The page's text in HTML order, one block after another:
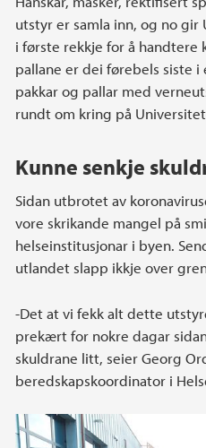
utstyr er samla inn, og no
i første rekkje for å handtere
pallane er dei førebels siste
pakkar og pallar med
rundt om kring på
Kunne senkje
Sidan utbrotet av
vore skrikande mangel på
helseinstitusjonar i byen.
utlandet slapp ikkje over
-Det at vi fekk alt dette
prekært for nokre dagar
skuldrane litt, seier Georg
beredskapskoordinator i